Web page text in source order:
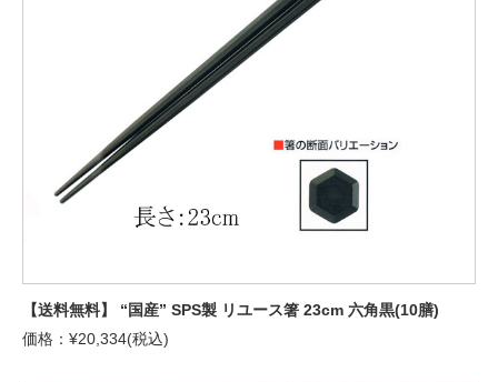
【送料無料】 “国産” SPS製 リユース箸 23cm 六角黒(10膳)
価格：¥20,334(税込)